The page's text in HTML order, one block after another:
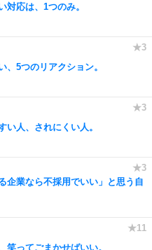
対応は、1つのみ。
、5つのリアクション。
い人、されにくい人。
企業なら不採用でいい」と思う自
笑ってごまかせばいい。